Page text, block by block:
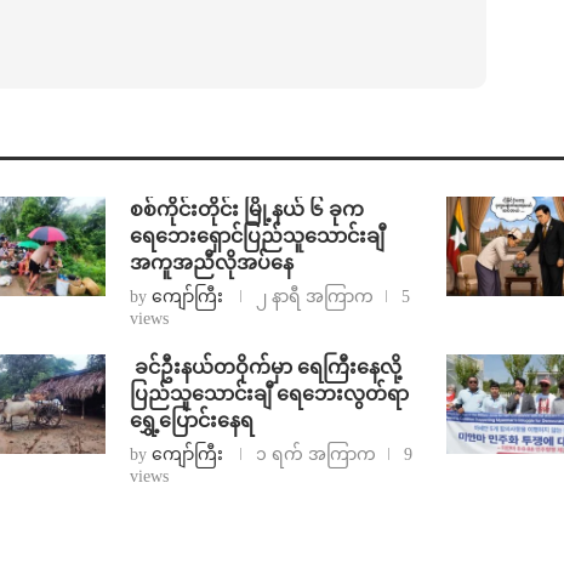
စစ်ကိုင်းတိုင်း မြို့နယ် ၆ ခုက
ရေဘေးရှောင်ပြည်သူသောင်းချီ
အကူအညီလိုအပ်နေ
by ကျော်ကြီး ၂ နာရီ အကြာက
5
views
⁩ ⁨ခင်ဦးနယ်တဝိုက်မှာ ရေကြီးနေလို့
ပြည်သူသောင်းချီ ရေဘေးလွတ်ရာ
ရွှေ့ပြောင်းနေရ
by ကျော်ကြီး ၁ ရက် အကြာက
9
views